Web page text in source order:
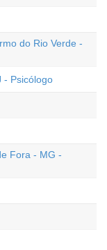
do Rio Verde -
- Psicólogo
Fora - MG -